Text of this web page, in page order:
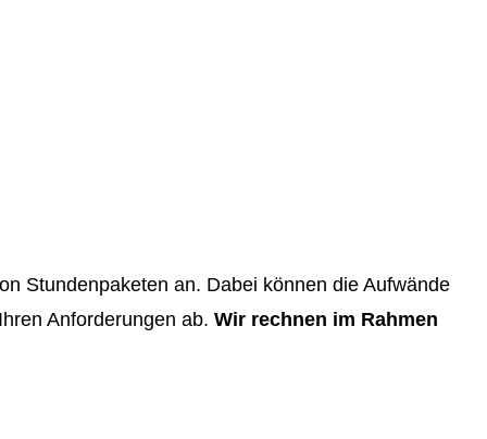
Stundenpaketen an. Dabei können die Aufwände
Anforderungen ab. Wir rechnen im Rahmen